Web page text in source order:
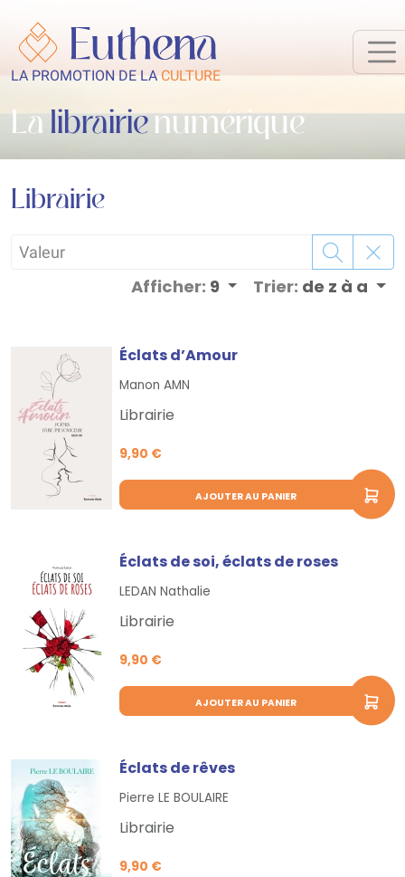
LA PROMOTION DE LA CULTURE
Lalibrairienumérique
Librairie
Afficher: 9 Trier: de z à a
Éclats d’Amour
Manon AMN
Librairie
9,90 €
AJOUTER AU PANIER
Éclats de soi, éclats de roses
LEDAN Nathalie
Librairie
9,90 €
AJOUTER AU PANIER
Éclats de rêves
Pierre LE BOULAIRE
Librairie
9,90 €